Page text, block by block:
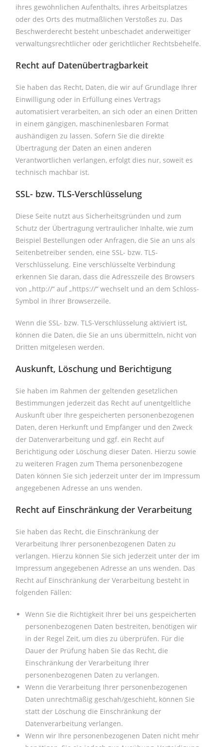
ihres gewöhnlichen Aufenthalts, ihres Arbeitsplatzes
oder des Orts des mutmaßlichen Verstoßes zu. Das
Beschwerderecht besteht unbeschadet anderweitiger
verwaltungsrechtlicher oder gerichtlicher Rechtsbehelfe.
Recht auf Datenübertragbarkeit
Sie haben das Recht, Daten, die wir auf Grundlage Ihrer
Einwilligung oder in Erfüllung eines Vertrags
automatisiert verarbeiten, an sich oder an einen Dritten
in einem gängigen, maschinenlesbaren Format
aushändigen zu lassen. Sofern Sie die direkte
Übertragung der Daten an einen anderen
Verantwortlichen verlangen, erfolgt dies nur, soweit es
technisch machbar ist.
SSL- bzw. TLS-Verschlüsselung
Diese Seite nutzt aus Sicherheitsgründen und zum
Schutz der Übertragung vertraulicher Inhalte, wie zum
Beispiel Bestellungen oder Anfragen, die Sie an uns als
Seitenbetreiber senden, eine SSL- bzw. TLS-
Verschlüsselung. Eine verschlüsselte Verbindung
erkennen Sie daran, dass die Adresszeile des Browsers
von „http://“ auf „https://“ wechselt und an dem Schloss-
Symbol in Ihrer Browserzeile.
Wenn die SSL- bzw. TLS-Verschlüsselung aktiviert ist,
können die Daten, die Sie an uns übermitteln, nicht von
Dritten mitgelesen werden.
Auskunft, Löschung und Berichtigung
Sie haben im Rahmen der geltenden gesetzlichen
Bestimmungen jederzeit das Recht auf unentgeltliche
Auskunft über Ihre gespeicherten personenbezogenen
Daten, deren Herkunft und Empfänger und den Zweck
der Datenverarbeitung und ggf. ein Recht auf
Berichtigung oder Löschung dieser Daten. Hierzu sowie
zu weiteren Fragen zum Thema personenbezogene
Daten können Sie sich jederzeit unter der im Impressum
angegebenen Adresse an uns wenden.
Recht auf Einschränkung der Verarbeitung
Sie haben das Recht, die Einschränkung der
Verarbeitung Ihrer personenbezogenen Daten zu
verlangen. Hierzu können Sie sich jederzeit unter der im
Impressum angegebenen Adresse an uns wenden. Das
Recht auf Einschränkung der Verarbeitung besteht in
folgenden Fällen:
Wenn Sie die Richtigkeit Ihrer bei uns gespeicherten
personenbezogenen Daten bestreiten, benötigen wir
in der Regel Zeit, um dies zu überprüfen. Für die
Dauer der Prüfung haben Sie das Recht, die
Einschränkung der Verarbeitung Ihrer
personenbezogenen Daten zu verlangen.
Wenn die Verarbeitung Ihrer personenbezogenen
Daten unrechtmäßig geschah/geschieht, können Sie
statt der Löschung die Einschränkung der
Datenverarbeitung verlangen.
Wenn wir Ihre personenbezogenen Daten nicht mehr